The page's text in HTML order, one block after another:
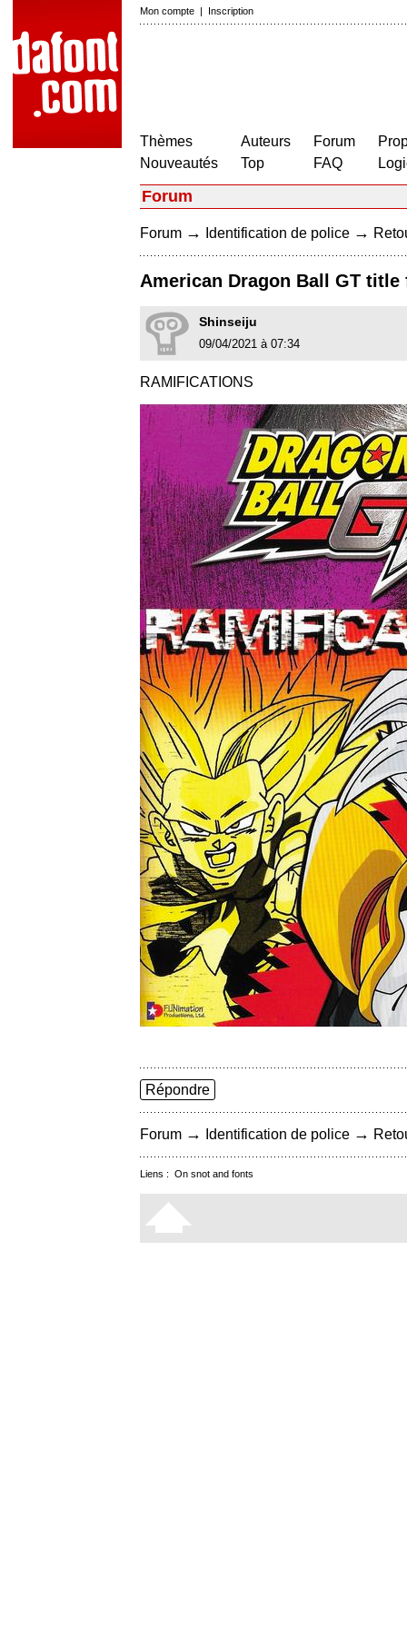
Mon compte | Inscription
Thèmes
Nouveautés
Auteurs
Top
Forum
FAQ
Forum
Forum → Identification de police →
American Dragon Ball GT title
Shinseiju
09/04/2021 à 07:34
RAMIFICATIONS
Répondre
Forum → Identification de police →
Liens : On snot and fonts